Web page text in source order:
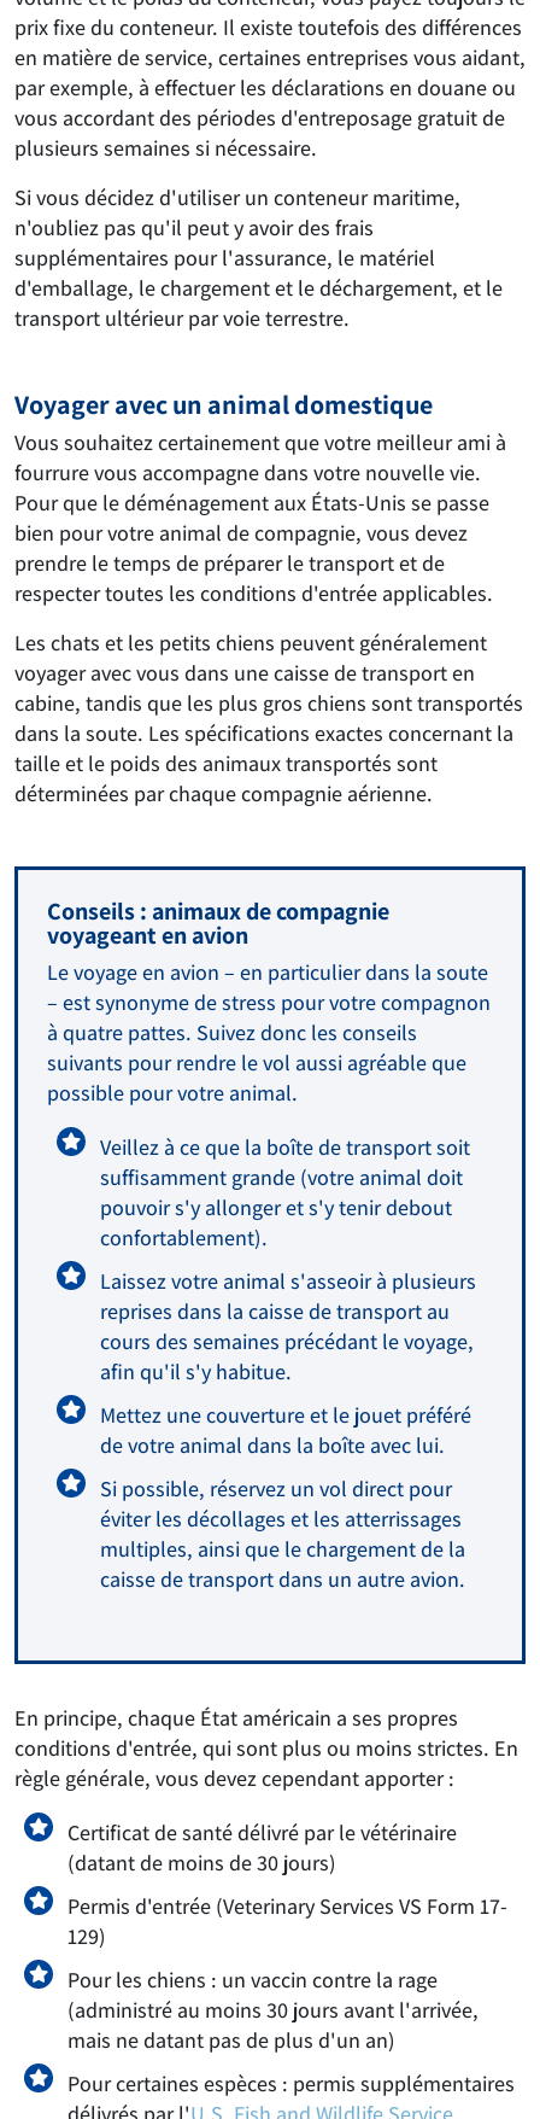
prix fixe du conteneur. Il existe toutefois des différences
en matière de service, certaines entreprises vous aidant,
par exemple, à effectuer les déclarations en douane ou
vous accordant des périodes d'entreposage gratuit de
plusieurs semaines si nécessaire.
Si vous décidez d'utiliser un conteneur maritime,
n'oubliez pas qu'il peut y avoir des frais
supplémentaires pour l'assurance, le matériel
d'emballage, le chargement et le déchargement, et le
transport ultérieur par voie terrestre.
Voyager avec un animal domestique
Vous souhaitez certainement que votre meilleur ami à
fourrure vous accompagne dans votre nouvelle vie.
Pour que le déménagement aux États-Unis se passe
bien pour votre animal de compagnie, vous devez
prendre le temps de préparer le transport et de
respecter toutes les conditions d'entrée applicables.
Les chats et les petits chiens peuvent généralement
voyager avec vous dans une caisse de transport en
cabine, tandis que les plus gros chiens sont transportés
dans la soute. Les spécifications exactes concernant la
taille et le poids des animaux transportés sont
déterminées par chaque compagnie aérienne.
Conseils : animaux de compagnie
voyageant en avion
Le voyage en avion – en particulier dans la soute
– est synonyme de stress pour votre compagnon
à quatre pattes. Suivez donc les conseils
suivants pour rendre le vol aussi agréable que
possible pour votre animal.
Veillez à ce que la boîte de transport soit
suffisamment grande (votre animal doit
pouvoir s'y allonger et s'y tenir debout
confortablement).
Laissez votre animal s'asseoir à plusieurs
reprises dans la caisse de transport au
cours des semaines précédant le voyage,
afin qu'il s'y habitue.
Mettez une couverture et le jouet préféré
de votre animal dans la boîte avec lui.
Si possible, réservez un vol direct pour
éviter les décollages et les atterrissages
multiples, ainsi que le chargement de la
caisse de transport dans un autre avion.
En principe, chaque État américain a ses propres
conditions d'entrée, qui sont plus ou moins strictes. En
règle générale, vous devez cependant apporter :
Certificat de santé délivré par le vétérinaire
(datant de moins de 30 jours)
Permis d'entrée (Veterinary Services VS Form 17-
129)
Pour les chiens : un vaccin contre la rage
(administré au moins 30 jours avant l'arrivée,
mais ne datant pas de plus d'un an)
Pour certaines espèces : permis supplémentaires
délivrés par l'U.S. Fish and Wildlife Service